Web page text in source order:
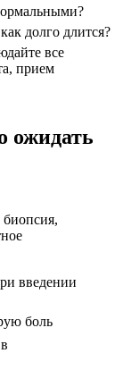
долго длится?
все
прием
ожидать
введении
боль